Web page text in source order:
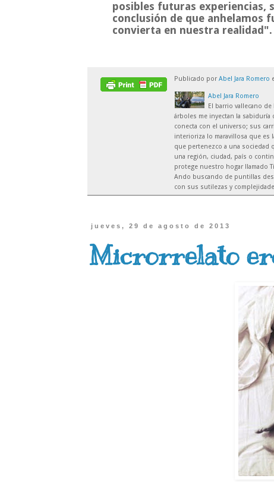
posibles futuras experiencias,
conclusión de que anhelamos
convierta en nuestra realidad".
Publicado por Abel Jara Romero
Abel Jara Romero
El barrio vallecano
árboles me inyectan la
conecta con el universo; sus
interioriza lo maravillosa que es
que pertenezco a una sociedad
una región, ciudad, país o
protege nuestro hogar llamado
Ando buscando de puntillas
con sus sutilezas y
jueves, 29 de agosto de 2013
Microrrelato